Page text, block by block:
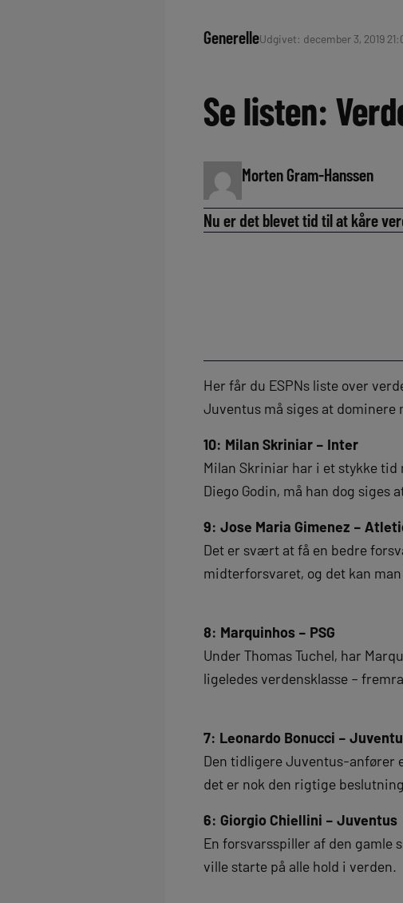
GenerelleUdgivet: december 3, 2019
Se listen:
Morten Gram-Hanssen
Nu er det blevet tid til at kåre
Her får du ESPNs liste over
Juventus må siges at dominere
10: Milan Skriniar – Inter
Milan Skriniar har i et stykke
Diego Godin, må han dog siges
9: Jose Maria Gimenez –
Det er svært at få en bedre
midterforsvaret, og det kan
8: Marquinhos – PSG
Under Thomas Tuchel, har
ligeledes verdensklasse –
7: Leonardo Bonucci –
Den tidligere Juventus-anfører
det er nok den rigtige
6: Giorgio Chiellini – Juventus
En forsvarsspiller af den gamle
ville starte på alle hold i verden.